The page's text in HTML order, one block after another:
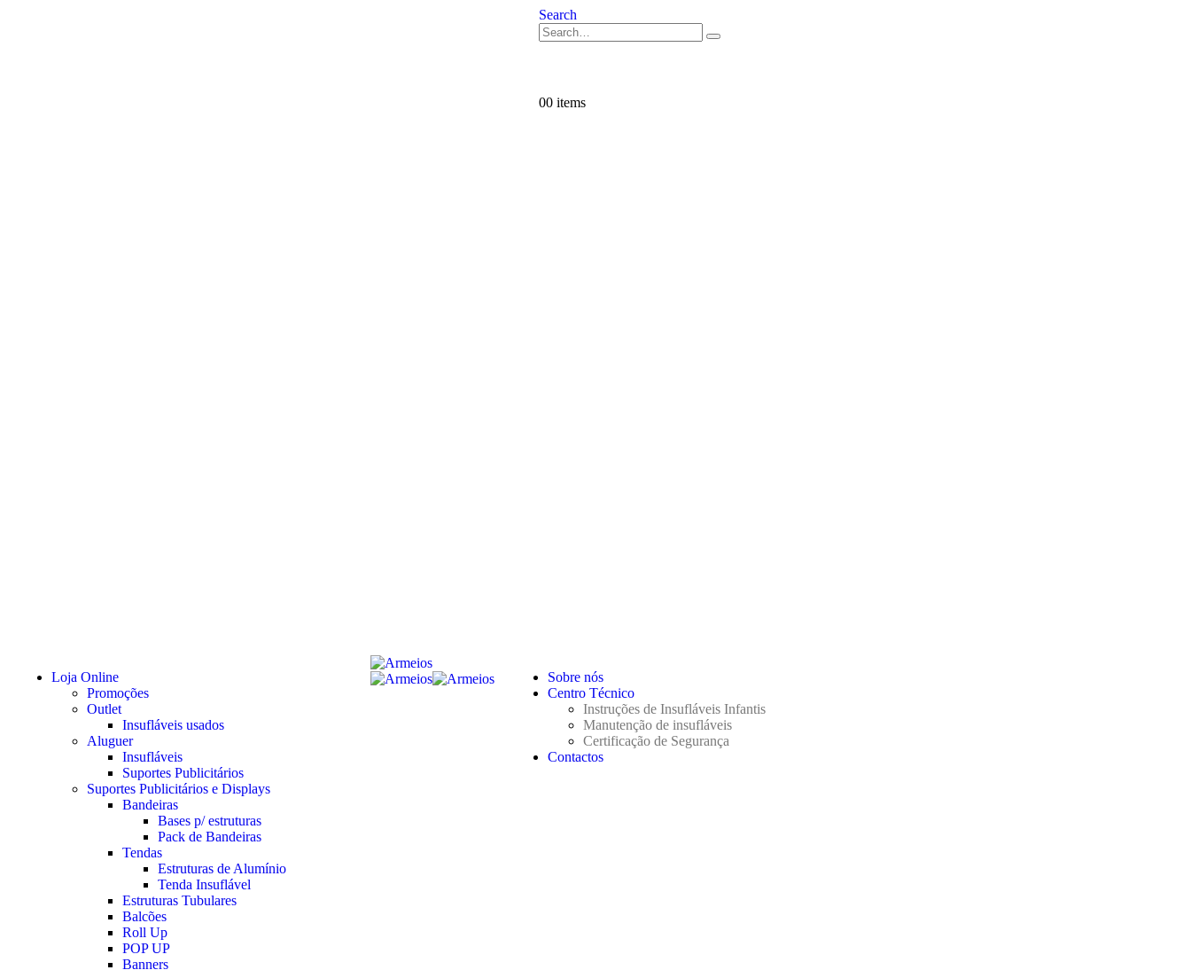
Search
00 items
Loja Online
Promoções
Outlet
Insufláveis usados
Aluguer
Insufláveis
Suportes Publicitários
Suportes Publicitários e Displays
Bandeiras
Bases p/ estruturas
Pack de Bandeiras
Tendas
Estruturas de Alumínio
Tenda Insuflável
Estruturas Tubulares
Balcões
Roll Up
POP UP
Banners
Sobre nós
Centro Técnico
Instruções de Insufláveis Infantis
Manutenção de insufláveis
Certificação de Segurança
Contactos